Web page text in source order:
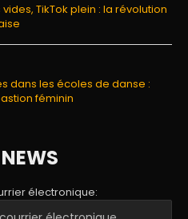
TikTok plein : la révolution
dans les écoles de danse :
féminin
électronique: